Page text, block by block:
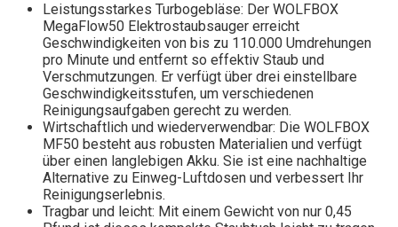
Leistungsstarkes Turbogebläse: Der WOLFBOX
MegaFlow50 Elektrostaubsauger erreicht
Geschwindigkeiten von bis zu 110.000 Umdrehungen
pro Minute und entfernt so effektiv Staub und
Verschmutzungen. Er verfügt über drei einstellbare
Geschwindigkeitsstufen, um verschiedenen
Reinigungsaufgaben gerecht zu werden.
Wirtschaftlich und wiederverwendbar: Die WOLFBOX
MF50 besteht aus robusten Materialien und verfügt
über einen langlebigen Akku. Sie ist eine nachhaltige
Alternative zu Einweg-Luftdosen und verbessert Ihr
Reinigungserlebnis.
Tragbar und leicht: Mit einem Gewicht von nur 0,45